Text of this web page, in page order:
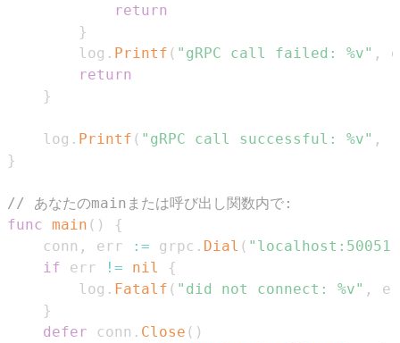
return
}
		log
. Printf ( "gRPC call failed: %v" ,
return
}
	log
. Printf ( "gRPC call successful: %v" ,
}
// あなたのmainまたは呼び出し関数内で:
func main ( )
{
	conn
, err := grpc . Dial ( "localhost:50051"
if err != nil
{
		log
. Fatalf ( "did not connect: %v" ,
}
defer conn . Close ( )